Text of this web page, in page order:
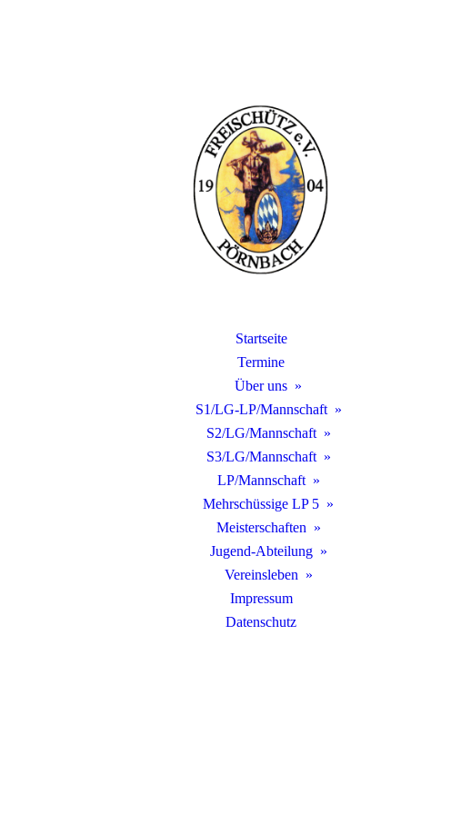
Startseite
Termine
Über uns
S1/LG-LP/Mannschaft
S2/LG/Mannschaft
S3/LG/Mannschaft
LP/Mannschaft
Mehrschüssige LP 5
Meisterschaften
Jugend-Abteilung
Vereinsleben
Impressum
Datenschutz